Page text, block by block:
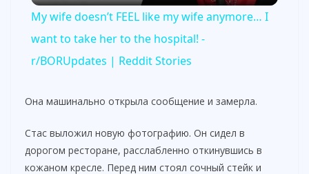
a
i
My wife doesn’t FEEL like my wife anymore… I
want to take her to the hospital! -
r/BORUpdates | Reddit Stories
Она машинально открыла сообщение и замерла.
Стас выложил новую фотографию. Он сидел в
дорогом ресторане, расслабленно откинувшись в
кожаном кресле. Перед ним стоял сочный стейк и